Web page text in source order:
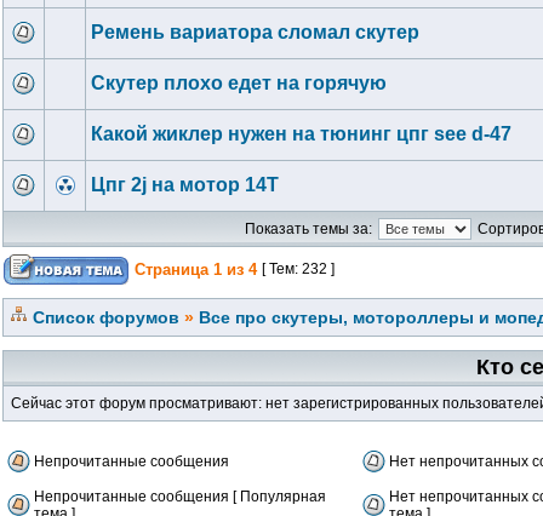
Ремень вариатора сломал скутер
Скутер плохо едет на горячую
Какой жиклер нужен на тюнинг цпг see d-47
Цпг 2j на мотор 14Т
Показать темы за:
Страница 1 из 4 [ Тем: 232 ]
Список форумов » Все про скутеры, мотороллеры и
Кто
Сейчас этот форум просматривают: нет зарегистрированных
Непрочитанные сообщения Нет непрочитанных
Непрочитанные сообщения [ Популярная
Нет непрочитанных